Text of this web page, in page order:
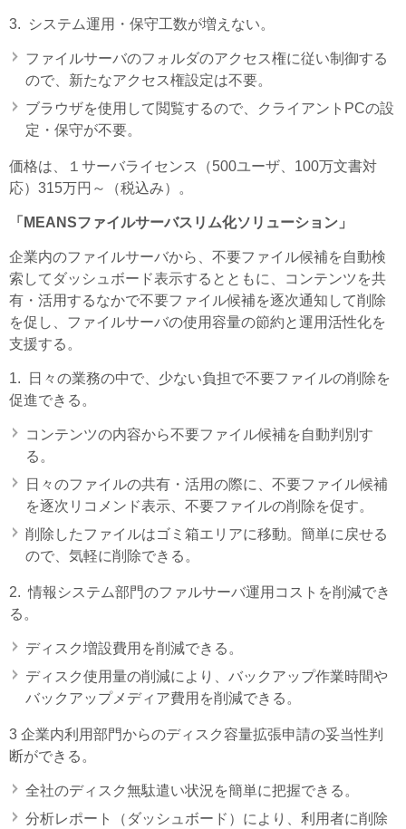
3. システム運用・保守工数が増えない。
ファイルサーバのフォルダのアクセス権に従い制御する
ので、新たなアクセス権設定は不要。
ブラウザを使用して閲覧するので、クライアントPCの設
定・保守が不要。
価格は、１サーバライセンス（500ユーザ、100万文書対
応）315万円～（税込み）。
「MEANSファイルサーバスリム化ソリューション」
企業内のファイルサーバから、不要ファイル候補を自動検
索してダッシュボード表示するとともに、コンテンツを共
有・活用するなかで不要ファイル候補を逐次通知して削除
を促し、ファイルサーバの使用容量の節約と運用活性化を
支援する。
1. 日々の業務の中で、少ない負担で不要ファイルの削除を
促進できる。
コンテンツの内容から不要ファイル候補を自動判別す
る。
日々のファイルの共有・活用の際に、不要ファイル候補
を逐次リコメンド表示、不要ファイルの削除を促す。
削除したファイルはゴミ箱エリアに移動。簡単に戻せる
ので、気軽に削除できる。
2. 情報システム部門のファルサーバ運用コストを削減でき
る。
ディスク増設費用を削減できる。
ディスク使用量の削減により、バックアップ作業時間や
バックアップメディア費用を削減できる。
3 企業内利用部門からのディスク容量拡張申請の妥当性判
断ができる。
全社のディスク無駄遣い状況を簡単に把握できる。
分析レポート（ダッシュボード）により、利用者に削除